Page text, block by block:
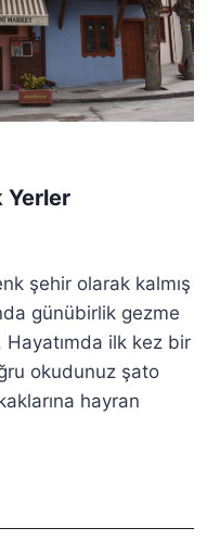
Yerler
şehir olarak kalmış
günübirlik gezme
Hayatımda ilk kez bir
okudunuz şato
hayran